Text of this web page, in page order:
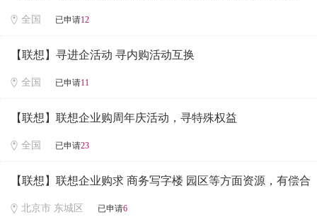
全国 已申请12
【联想】寻进企活动 寻内购活动互换
全国 已申请11
【联想】联想企业购周年庆活动，寻特殊权益
全国 已申请23
【联想】联想企业购求 商务写字楼 园区等方面资源，有偿合
北京市 东城区 已申请6